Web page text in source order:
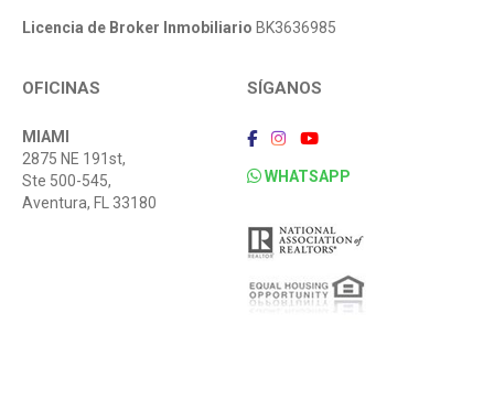
Licencia de Broker Inmobiliario BK3636985
OFICINAS
MIAMI
2875 NE 191st,
Ste 500-545,
Aventura, FL 33180
SÍGANOS
WHATSAPP